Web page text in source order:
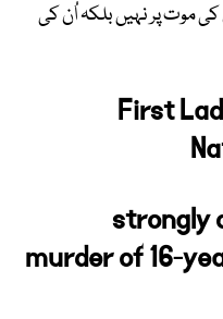
کی موت پر نہیں بلکہ اُن کی
First
strongly
murder of 16-